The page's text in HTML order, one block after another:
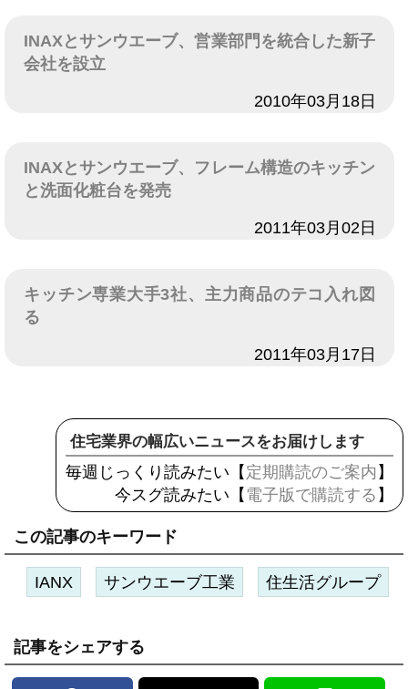
INAXとサンウエーブ、営業部門を統合した新子
会社を設立
2010年03月18日
INAXとサンウエーブ、フレーム構造のキッチン
と洗面化粧台を発売
2011年03月02日
キッチン専業大手3社、主力商品のテコ入れ図
る
2011年03月17日
住宅業界の幅広いニュースをお届けします
毎週じっくり読みたい【 定期購読のご案内 】
今スグ読みたい【 電子版で購読する 】
この記事のキーワード
IANX サンウエーブ工業 住生活グループ
記事をシェアする